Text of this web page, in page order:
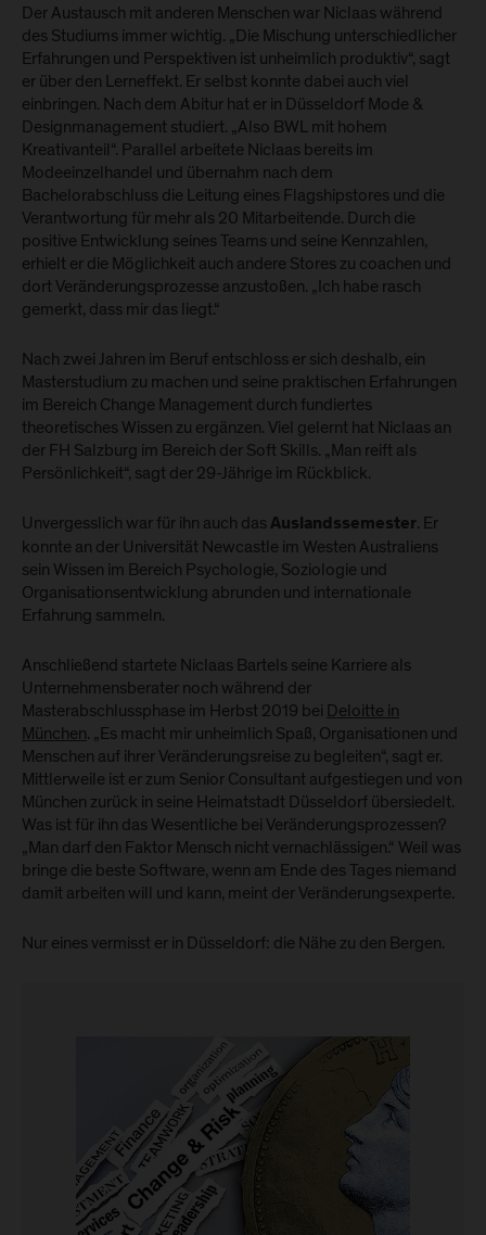
Der Austausch mit anderen Menschen war Niclaas während
des Studiums immer wichtig. „Die Mischung unterschiedlicher
Erfahrungen und Perspektiven ist unheimlich produktiv“, sagt
er über den Lerneffekt. Er selbst konnte dabei auch viel
einbringen. Nach dem Abitur hat er in Düsseldorf Mode &
Designmanagement studiert. „Also BWL mit hohem
Kreativanteil“. Parallel arbeitete Niclaas bereits im
Modeeinzelhandel und übernahm nach dem
Bachelorabschluss die Leitung eines Flagshipstores und die
Verantwortung für mehr als 20 Mitarbeitende. Durch die
positive Entwicklung seines Teams und seine Kennzahlen,
erhielt er die Möglichkeit auch andere Stores zu coachen und
dort Veränderungsprozesse anzustoßen. „Ich habe rasch
gemerkt, dass mir das liegt.“
Nach zwei Jahren im Beruf entschloss er sich deshalb, ein
Masterstudium zu machen und seine praktischen Erfahrungen
im Bereich Change Management durch fundiertes
theoretisches Wissen zu ergänzen. Viel gelernt hat Niclaas an
der FH Salzburg im Bereich der Soft Skills. „Man reift als
Persönlichkeit“, sagt der 29-Jährige im Rückblick.
Unvergesslich war für ihn auch dasAuslandssemester. Er
konnte an der Universität Newcastle im Westen Australiens
sein Wissen im Bereich Psychologie, Soziologie und
Organisationsentwicklung abrunden und internationale
Erfahrung sammeln.
Anschließend startete Niclaas Bartels seine Karriere als
Unternehmensberater noch während der
Masterabschlussphase im Herbst 2019 bei Deloitte in
München. „Es macht mir unheimlich Spaß, Organisationen und
Menschen auf ihrer Veränderungsreise zu begleiten“, sagt er.
Mittlerweile ist er zum Senior Consultant aufgestiegen und von
München zurück in seine Heimatstadt Düsseldorf übersiedelt.
Was ist für ihn das Wesentliche bei Veränderungsprozessen?
„Man darf den Faktor Mensch nicht vernachlässigen.“ Weil was
bringe die beste Software, wenn am Ende des Tages niemand
damit arbeiten will und kann, meint der Veränderungsexperte.
Nur eines vermisst er in Düsseldorf: die Nähe zu den Bergen.